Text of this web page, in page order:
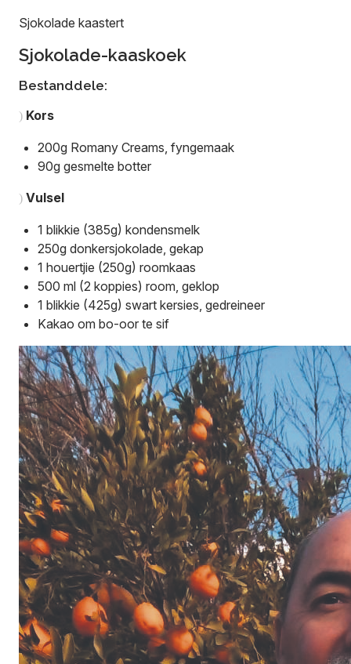
Sjokolade kaastert
Sjokolade-kaaskoek
Bestanddele:
) Kors
200g Romany Creams, fyngemaak
90g gesmelte botter
) Vulsel
1 blikkie (385g) kondensmelk
250g donkersjokolade, gekap
1 houertjie (250g) roomkaas
500 ml (2 koppies) room, geklop
1 blikkie (425g) swart kersies, gedreineer
Kakao om bo-oor te sif